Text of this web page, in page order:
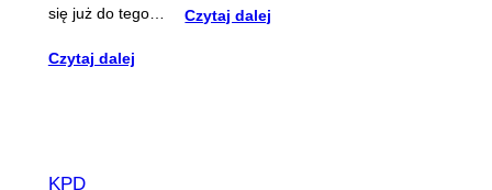
się już do tego…
Czytaj dalej
Czytaj dalej
KPD